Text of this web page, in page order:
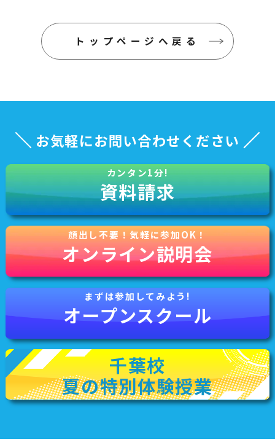
トップページへ戻る
お気軽にお問い合わせください
資料請求
オンライン説明会
オープンスクール
千葉校
夏の特別体験授業